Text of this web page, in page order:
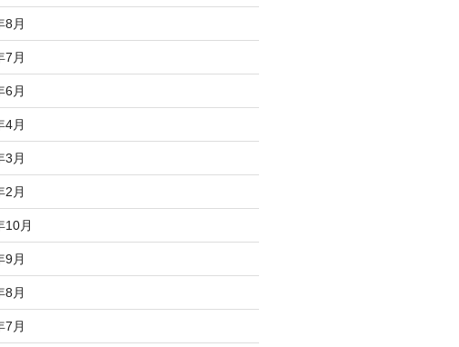
8月
7月
6月
4月
3月
2月
10月
9月
8月
7月